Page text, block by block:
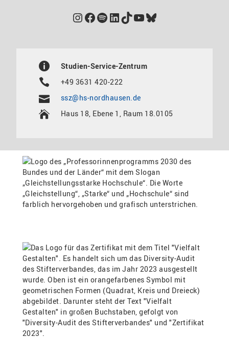
Instagram
Facebook
Spotify
LinkedIn
TikTok
YouTube
Bluesky
Studien-Service-Zentrum
+49 3631 420-222
ssz@hs-nordhausen.de
Haus 18, Ebene 1, Raum 18.0105